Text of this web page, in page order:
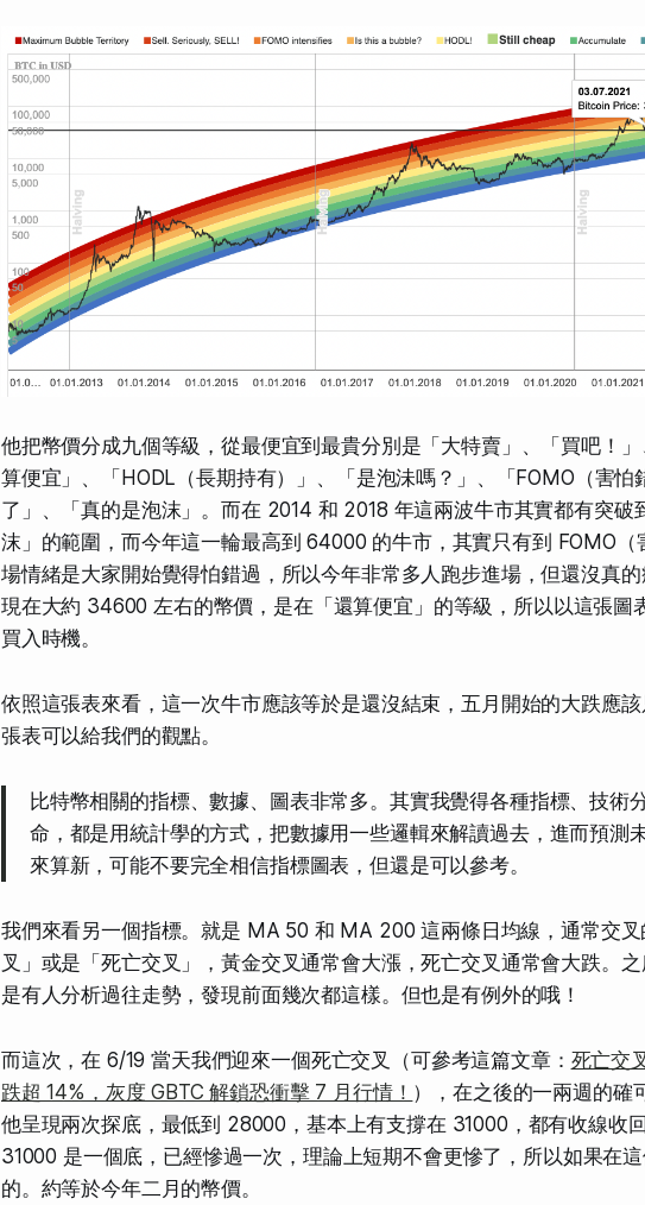
他把幣價分成九個等級，從最便宜到最貴分別是「大特賣」、「買吧！
算便宜」、「HODL（長期持有）」、「是泡沬嗎？」、「FOMO（害怕
了」、「真的是泡沫」。而在 2014 和 2018 年這兩波牛市其實都有突破
沫」的範圍，而今年這一輪最高到 64000 的牛市，其實只有到 FOMO（
場情緒是大家開始覺得怕錯過，所以今年非常多人跑步進場，但還沒真
現在大約 34600 左右的幣價，是在「還算便宜」的等級，所以以這張圖
買入時機。
依照這張表來看，這一次牛市應該等於是還沒結束，五月開始的大跌應
張表可以給我們的觀點。
比特幣相關的指標、數據、圖表非常多。其實我覺得各種指標、技術
命，都是用統計學的方式，把數據用一些邏輯來解讀過去，進而預測
來算新，可能不要完全相信指標圖表，但還是可以參考。
我們來看另一個指標。就是 MA 50 和 MA 200 這兩條日均線，通常交
叉」或是「死亡交叉」，黃金交叉通常會大漲，死亡交叉通常會大跌。
是有人分析過往走勢，發現前面幾次都這樣。但也是有例外的哦！
而這次，在 6/19 當天我們迎來一個死亡交叉（可參考這篇文章： 死亡交
跌超 14%，灰度 GBTC 解鎖恐衝擊 7 月行情！ ），在之後的一兩週的確
他呈現兩次探底，最低到 28000，基本上有支撐在 31000，都有收線收
31000 是一個底，已經慘過一次，理論上短期不會更慘了，所以如果在
的。約等於今年二月的幣價。